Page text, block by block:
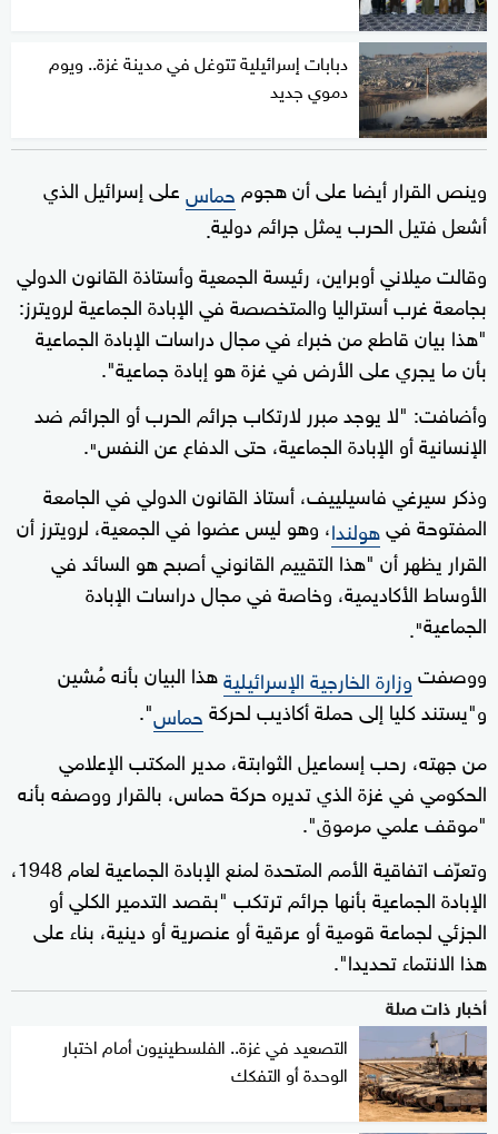
دبابات إسرائيلية تتوغل في مدينة غزة.. ويوم
دموي جديد
وينص القرار أيضا على أن هجوم حماسعلى إسرائيل الذي
أشعل فتيل الحرب يمثل جرائم دولية.
وقالت ميلاني أوبراين، رئيسة الجمعية وأستاذة القانون الدولي
بجامعة غرب أستراليا والمتخصصة في الإبادة الجماعية لرويترز:
"هذا بيان قاطع من خبراء في مجال دراسات الإبادة الجماعية
بأن ما يجري على الأرض في غزة هو إبادة جماعية".
وأضافت: "لا يوجد مبرر لارتكاب جرائم الحرب أو الجرائم ضد
الإنسانية أو الإبادة الجماعية، حتى الدفاع عن النفس"
.
وذكر سيرغي فاسيلييف، أستاذ القانون الدولي في الجامعة
المفتوحة فيهولندا، وهو ليس عضوا في الجمعية، لرويترز أن
القرار يظهر أن "هذا التقييم القانوني أصبح هو السائد في
الأوساط الأكاديمية، وخاصة في مجال دراسات الإبادة
الجماعية".
ووصفتوزارة الخارجية الإسرائيليةهذا البيان بأنه مُشين
و"يستند كليا إلى حملة أكاذيب لحركةحماس".
من جهته، رحب إسماعيل الثوابتة، مدير المكتب الإعلامي
الحكومي في غزة الذي تديره حركة حماس، بالقرار ووصفه بأنه
"موقف علمي مرموق".
وتعرّف اتفاقية الأمم المتحدة لمنع الإبادة الجماعية لعام 1948،
الإبادة الجماعية بأنها جرائم ترتكب "بقصد التدمير الكلي أو
الجزئي لجماعة قومية أو عرقية أو عنصرية أو دينية، بناء على
هذا الانتماء تحديدا".
أخبار ذات صلة
التصعيد في غزة.. الفلسطينيون أمام اختبار
الوحدة أو التفكك